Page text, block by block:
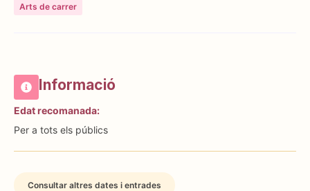
Arts de carrer
Informació
Edat recomanada:
Per a tots els públics
Consultar altres dates i entrades